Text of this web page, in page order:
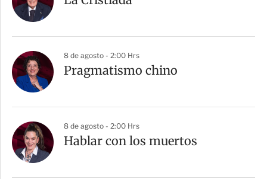
8 de agosto - 2:00 Hrs
Pragmatismo chino
8 de agosto - 2:00 Hrs
Hablar con los muertos